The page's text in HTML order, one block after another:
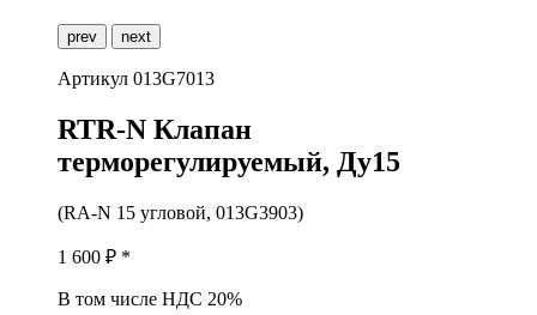
prev next
Артикул 013G7013
RTR-N Клапан
терморегулируемый, Ду15
(RA-N 15 угловой, 013G3903)
1 600 ₽ *
В том числе НДС 20%